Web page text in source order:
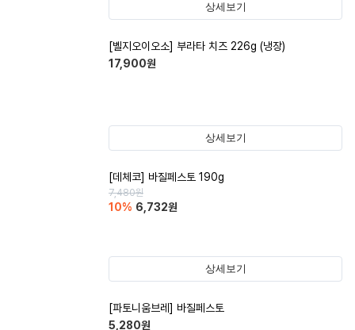
상세보기
[벨지오이오소] 부라타 치즈 226g (냉장)
17,900원
상세보기
[데체코] 바질페스토 190g
7,480원
10% 6,732원
상세보기
[파토니움브레] 바질페스토
5,280원